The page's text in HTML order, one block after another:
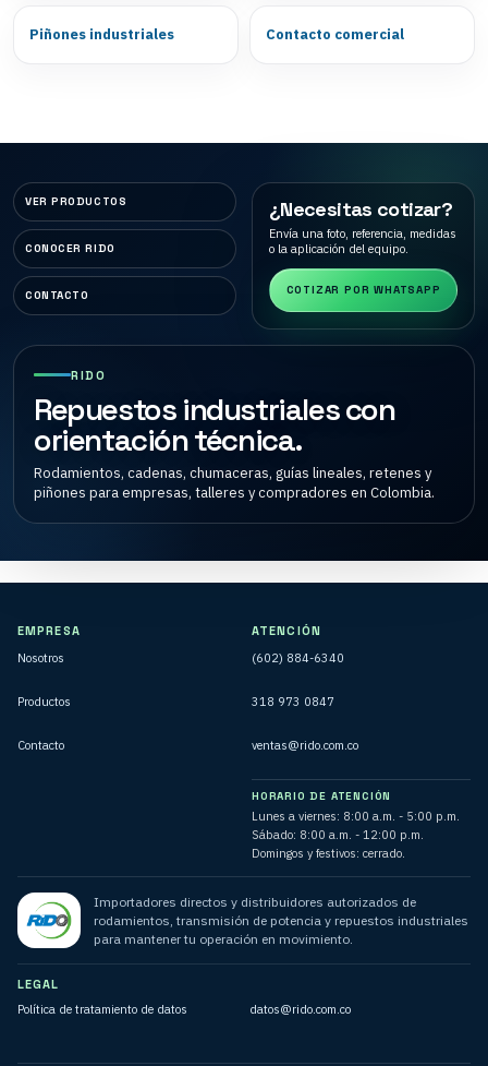
Piñones industriales Contacto comercial
RIDO
Repuestos industriales con
orientación técnica.
Rodamientos, cadenas, chumaceras, guías lineales, retenes y
piñones para empresas, talleres y compradores en Colombia.
VER PRODUCTOS
CONOCER RIDO
CONTACTO
¿Necesitas cotizar?
Envía una foto, referencia, medidas
o la aplicación del equipo.
COTIZAR POR WHATSAPP
Importadores directos y distribuidores autorizados de
rodamientos, transmisión de potencia y repuestos industriales
para mantener tu operación en movimiento.
EMPRESA
Nosotros
Productos
Contacto
ATENCIÓN
(602) 884-6340
318 973 0847
ventas@rido.com.co
HORARIO DE ATENCIÓN
Lunes a viernes: 8:00 a.m. - 5:00 p.m.
Sábado: 8:00 a.m. - 12:00 p.m.
Domingos y festivos: cerrado.
LEGAL
Política de tratamiento de datos
datos@rido.com.co